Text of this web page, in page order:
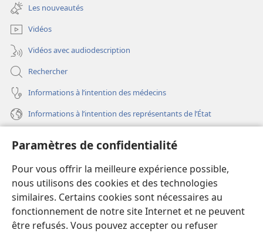
Paramètres de confidentialité
Pour vous offrir la meilleure expérience possible,
nous utilisons des cookies et des technologies
similaires. Certains cookies sont nécessaires au
fonctionnement de notre site Internet et ne peuvent
être refusés. Vous pouvez accepter ou refuser
fenêtre)
une
nouvelle
fenêtre)
Les nouveautés
Vidéos
Vidéos avec audiodescription
Rechercher
Informations à l’intention des médecins
Informations à l’intention des représentants de l’État
(ouvre
une
nouvelle
fenêtre)
Bibliothèque en ligne
(ouvre
une
nouvelleJW Hub®
(ouvre